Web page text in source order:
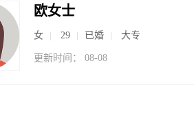
欧女士
女 29 已婚 大专
更新时间： 08-08